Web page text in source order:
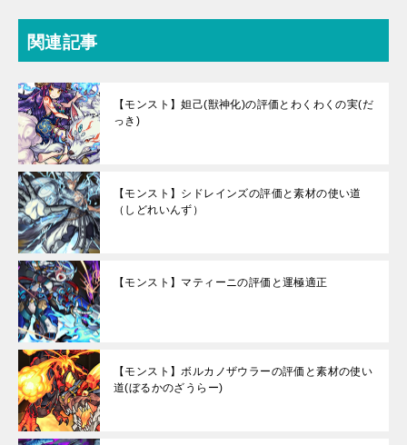
関連記事
【モンスト】妲己(獣神化)の評価とわくわくの実(だ
っき)
【モンスト】シドレインズの評価と素材の使い道
（しどれいんず）
【モンスト】マティーニの評価と運極適正
【モンスト】ボルカノザウラーの評価と素材の使い
道(ぼるかのざうらー)